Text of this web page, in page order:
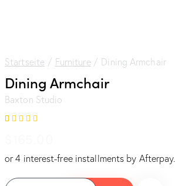
Startseite Furniture Dining Armchair
Dining Armchair
Baxton Studio
basierend
auf
or 4 interest-free installments by Afterpay.